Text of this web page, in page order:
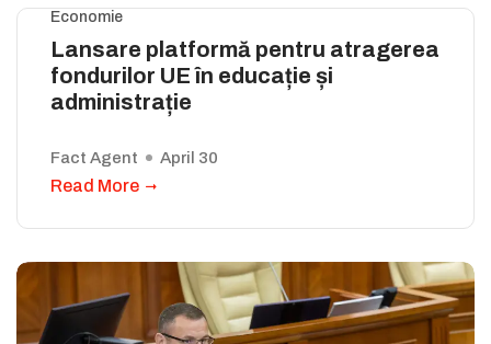
Economie
Lansare platformă pentru atragerea
fondurilor UE în educație și
administrație
Fact Agent April 30
Read More